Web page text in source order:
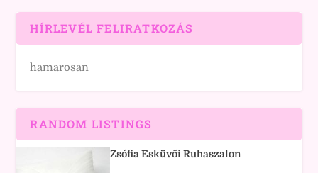
HÍRLEVÉL FELIRATKOZÁS
hamarosan
RANDOM LISTINGS
Zsófia Esküvői Ruhaszalon